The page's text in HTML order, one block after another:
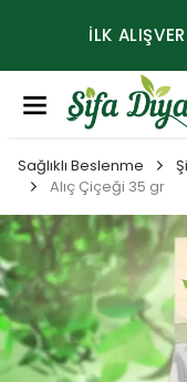
İLK
Sağlıklı Beslenme
Alıç Çiçeği 35 gr